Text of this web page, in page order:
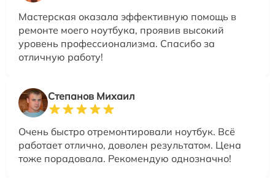
Мастерская оказала эффективную помощь в
ремонте моего ноутбука, проявив высокий
уровень профессионализма. Спасибо за
отличную работу!
Степанов Михаил
Очень быстро отремонтировали ноутбук. Всё
работает отлично, доволен результатом. Цена
тоже порадовала. Рекомендую однозначно!